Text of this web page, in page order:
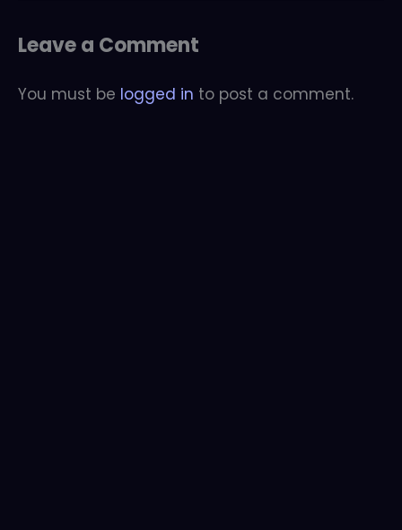
Leave a Comment
You must be logged in to post a comment.